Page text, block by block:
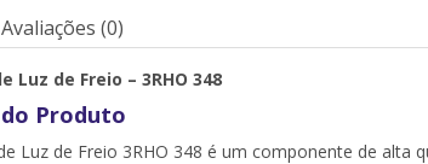
Avaliações (0)
Luz de Freio – 3RHO 348
Produto
Luz de Freio 3RHO 348 é um componente de alta